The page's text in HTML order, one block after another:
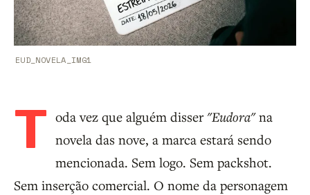
EUD_NOVELA_IMG1
T oda vez que alguém disser "Eudora"na
novela das nove, a marca estará sendo
mencionada. Sem logo. Sem packshot.
Sem inserção comercial. O nome da personagem